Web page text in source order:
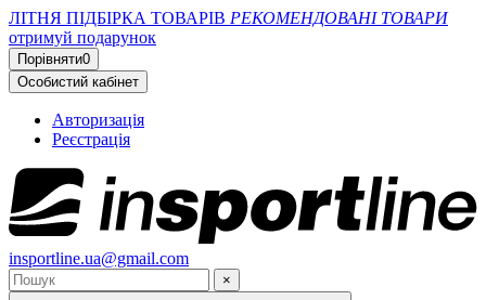
ЛІТНЯ ПІДБІРКА ТОВАРІВ РЕКОМЕНДОВАНІ ТОВАРИ
отримуй подарунок
Порівняти0
Особистий кабінет
Авторизація
Реєстрація
insportline.ua@gmail.com
×